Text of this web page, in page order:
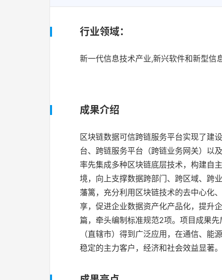
行业领域：
新一代信息技术产业,新兴软件和新型信
成果介绍
区块链数据可信跨链服务平台实现了建
台、跨链服务平台（跨链业务网关）以
率先集成多种区块链底层技术，构建自
境，向上支撑数据跨部门、跨区域、跨
藩篱，充分利用区块链技术的去中心化
享，促进企业数据资产化产品化，提升
篇，牵头编制标准规范2项。项目成果
（直辖市）得到广泛应用，在通信、
稳定的主力客户，经济和社会效益显著。